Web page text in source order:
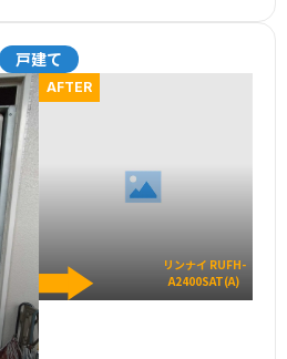
戸建て
AFTER
リンナイ RUFH-
A2400SAT(A)